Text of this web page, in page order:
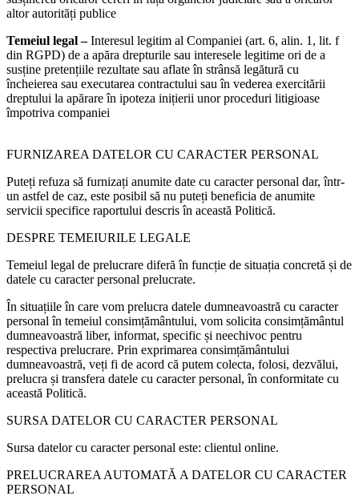
altor autorități publice
Temeiul legal –Interesul legitim al Companiei (art. 6, alin. 1, lit. f
din RGPD) de a apăra drepturile sau interesele legitime ori de a
susține pretențiile rezultate sau aflate în strânsă legătură cu
încheierea sau executarea contractului sau în vederea exercitării
dreptului la apărare în ipoteza inițierii unor proceduri litigioase
împotriva companiei
FURNIZAREA DATELOR CU CARACTER PERSONAL
Puteți refuza să furnizați anumite date cu caracter personal dar, într-
un astfel de caz, este posibil să nu puteți beneficia de anumite
servicii specifice raportului descris în această Politică.
DESPRE TEMEIURILE LEGALE
Temeiul legal de prelucrare diferă în funcție de situația concretă și de
datele cu caracter personal prelucrate.
În situațiile în care vom prelucra datele dumneavoastră cu caracter
personal în temeiul consimțământului, vom solicita consimțământul
dumneavoastră liber, informat, specific și neechivoc pentru
respectiva prelucrare. Prin exprimarea consimțământului
dumneavoastră, veți fi de acord că putem colecta, folosi, dezvălui,
prelucra și transfera datele cu caracter personal, în conformitate cu
această Politică.
SURSA DATELOR CU CARACTER PERSONAL
Sursa datelor cu caracter personal este: clientul online.
PRELUCRAREA AUTOMATĂ A DATELOR CU CARACTER
PERSONAL